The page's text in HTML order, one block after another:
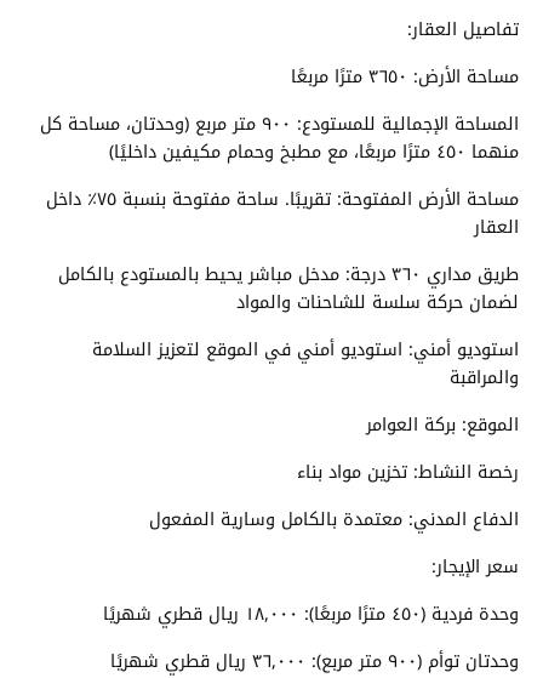
تفاصيل العقار:
مساحة الأرض: ٣٦٥٠ مترًا مربعًا
المساحة الإجمالية للمستودع: ٩٠٠ متر مربع (وحدتان، مساحة كل
منهما ٤٥٠ مترًا مربعًا، مع مطبخ وحمام مكيفين داخليًا)
مساحة الأرض المفتوحة: تقريبًا. ساحة مفتوحة بنسبة ٧٥٪ داخل
العقار
طريق مداري ٣٦٠ درجة: مدخل مباشر يحيط بالمستودع بالكامل
لضمان حركة سلسة للشاحنات والمواد
استوديو أمني: استوديو أمني في الموقع لتعزيز السلامة
والمراقبة
الموقع: بركة العوامر
رخصة النشاط: تخزين مواد بناء
الدفاع المدني: معتمدة بالكامل وسارية المفعول
سعر الإيجار:
وحدة فردية (٤٥٠ مترًا مربعًا): ١٨,٠٠٠ ريال قطري شهريًا
وحدتان توأم (٩٠٠ متر مربع): ٣٦,٠٠٠ ريال قطري شهريًا